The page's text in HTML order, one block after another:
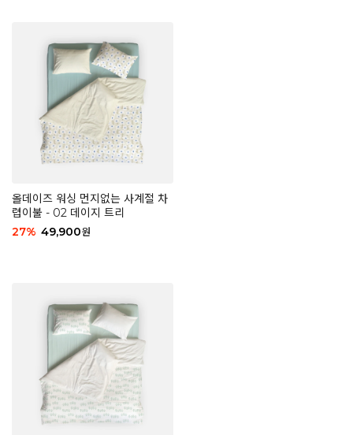
올데이즈 워싱 먼지없는 사계절 차
렵이불 - 02 데이지 트리
27% 49,900원